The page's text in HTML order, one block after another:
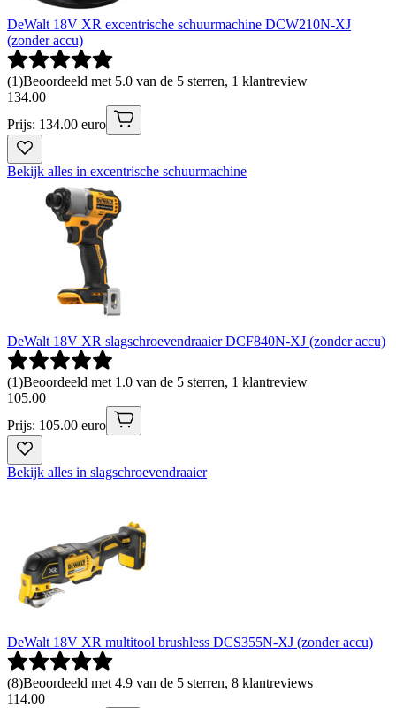
DeWalt 18V XR excentrische schuurmachine DCW210N-XJ
(zonder accu)
(1)Beoordeeld met 5.0 van de 5 sterren, 1 klantreview
134.00
Prijs: 134.00 euro
Bekijk alles in excentrische schuurmachine
DeWalt 18V XR slagschroevendraaier DCF840N-XJ (zonder accu)
(1)Beoordeeld met 1.0 van de 5 sterren, 1 klantreview
105.00
Prijs: 105.00 euro
Bekijk alles in slagschroevendraaier
DeWalt 18V XR multitool brushless DCS355N-XJ (zonder accu)
(8)Beoordeeld met 4.9 van de 5 sterren, 8 klantreviews
114.00